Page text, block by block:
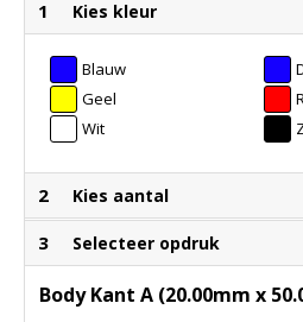
1 Kies kleur
Blauw
Geel
Wit
2 Kies aantal
3 Selecteer opdruk
Body Kant A (20.00mm x